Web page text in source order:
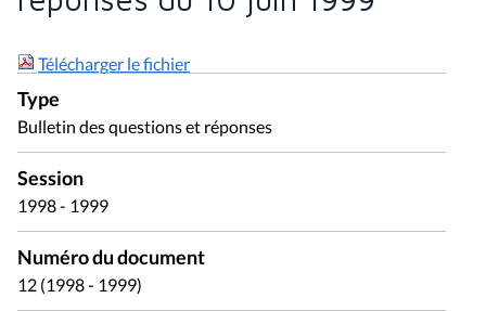
Télécharger le fichier
Type
Bulletin des questions et réponses
Session
1998 - 1999
Numéro du document
12 (1998 - 1999)